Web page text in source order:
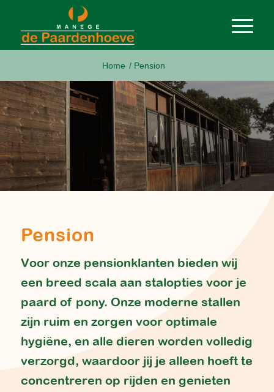
Home / Pension
Pension
Voor onze pensionklanten bieden wij
een breed scala aan stalopties voor je
paard of pony. Onze moderne stallen
zijn ruim en zorgen voor optimale
hygiëne, en alle dieren worden volledig
verzorgd, waardoor jij je alleen hoeft te
concentreren op rijden en genieten